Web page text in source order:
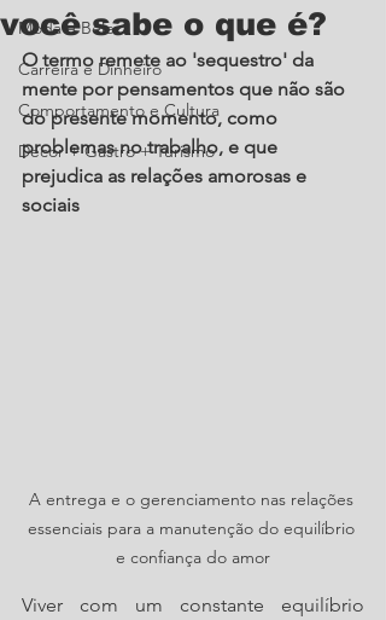
Moda e Beleza
Carreira e Dinheiro
Comportamento e Cultura
Decor + Gastro + Turismo
você sabe o que é?
O termo remete ao 'sequestro' da
mente por pensamentos que não são
do presente momento, como
problemas no trabalho, e que
prejudica as relações amorosas e
sociais
A entrega e o gerenciamento nas relações
essenciais para a manutenção do equilíbrio
e confiança do amor
Viver com um constante equilíbrio